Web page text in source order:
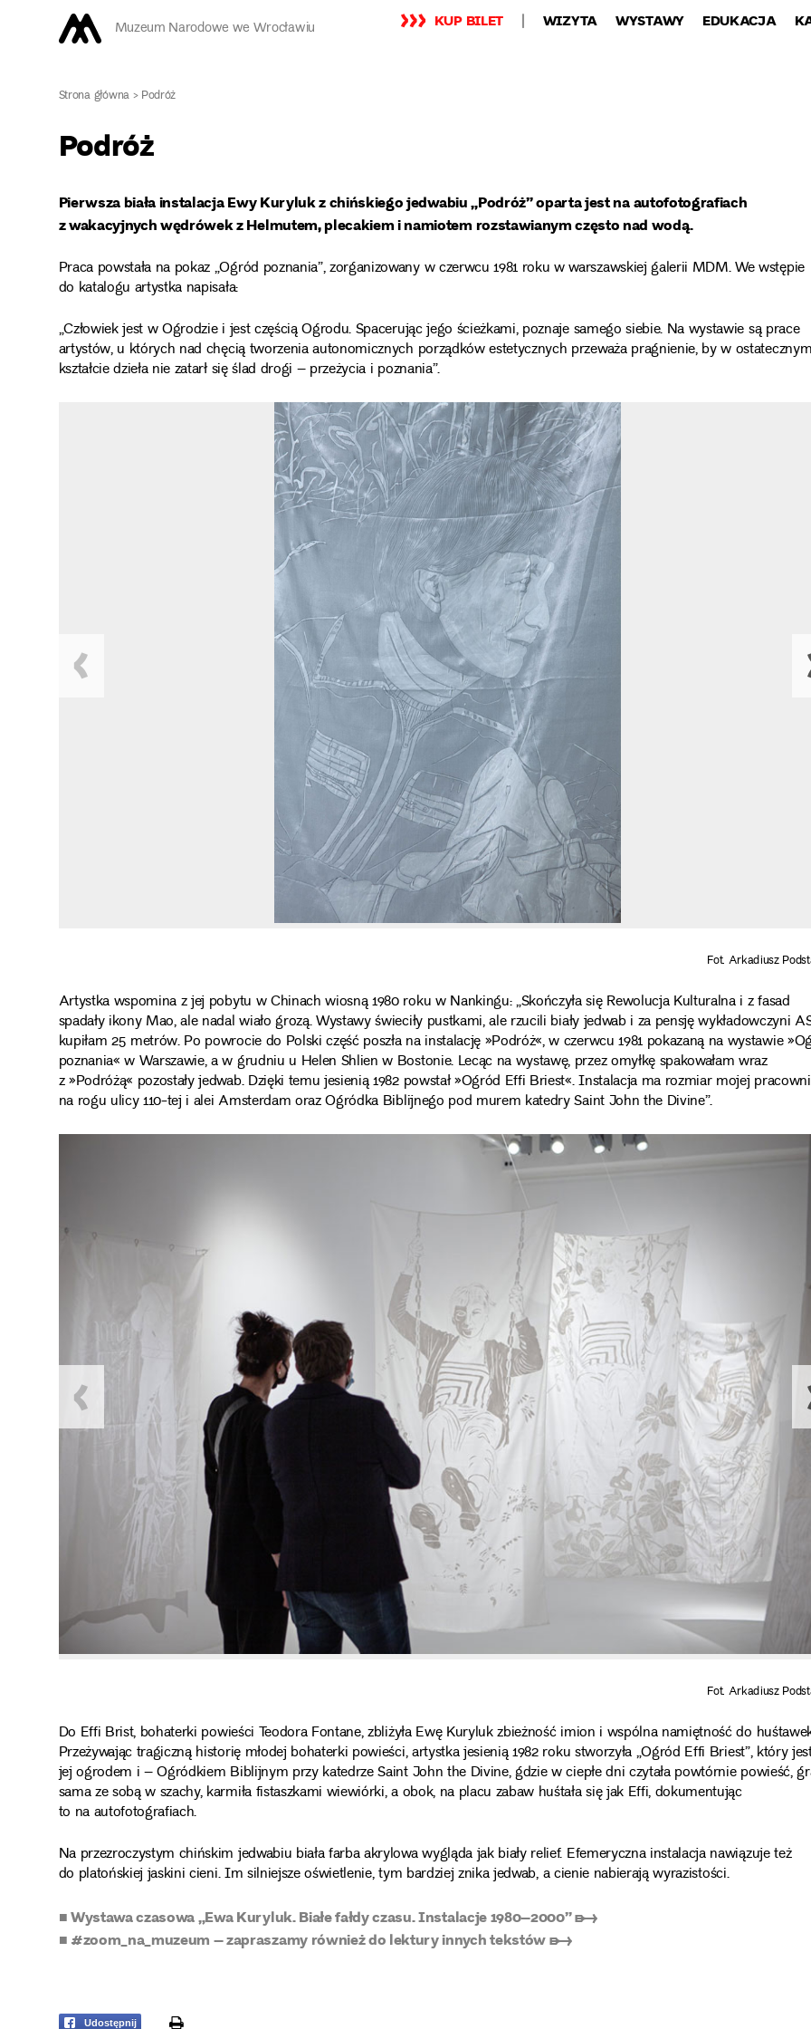
Muzeum Narodowe we Wrocławiu KUP BILET WIZYTA WYSTAWY EDUKACJA
Strona główna>Podróż
Podróż
Pierwsza biała instalacja Ewy Kuryluk z chińskiego jedwabiu „Podróż” oparta jest na autofotografiach
z wakacyjnych wędrówek z Helmutem, plecakiem i namiotem rozstawianym często nad wodą.
Praca powstała na pokaz „Ogród poznania”, zorganizowany w czerwcu 1981 roku w warszawskiej galerii MDM. We wstępie
do katalogu artystka napisała:
„Człowiek jest w Ogrodzie i jest częścią Ogrodu. Spacerując jego ścieżkami, poznaje samego siebie. Na wystawie są prace
artystów, u których nad chęcią tworzenia autonomicznych porządków estetycznych przeważa pragnienie, by w ostatecznym
kształcie dzieła nie zatarł się ślad drogi – przeżycia i poznania”.
Fot. Arkadiusz
Artystka wspomina z jej pobytu w Chinach wiosną 1980 roku w Nankingu: „Skończyła się Rewolucja Kulturalna i z fasad
spadały ikony Mao, ale nadal wiało grozą. Wystawy świeciły pustkami, ale rzucili biały jedwab i za pensję wykładowczyni
kupiłam 25 metrów. Po powrocie do Polski część poszła na instalację »Podróż«, w czerwcu 1981 pokazaną na wystawie
poznania« w Warszawie, a w grudniu u Helen Shlien w Bostonie. Lecąc na wystawę, przez omyłkę spakowałam wraz
z »Podróżą« pozostały jedwab. Dzięki temu jesienią 1982 powstał »Ogród Effi Briest«. Instalacja ma rozmiar mojej pracowni
na rogu ulicy 110-tej i alei Amsterdam oraz Ogródka Biblijnego pod murem katedry Saint John the Divine”.
Fot. Arkadiusz
Do Effi Brist, bohaterki powieści Teodora Fontane, zbliżyła Ewę Kuryluk zbieżność imion i wspólna namiętność do
Przeżywając tragiczną historię młodej bohaterki powieści, artystka jesienią 1982 roku stworzyła „Ogród Effi Briest”, który
jej ogrodem i – Ogródkiem Biblijnym przy katedrze Saint John the Divine, gdzie w ciepłe dni czytała powtórnie powieść,
sama ze sobą w szachy, karmiła fistaszkami wiewiórki, a obok, na placu zabaw huśtała się jak Effi, dokumentując
to na autofotografiach.
Na przezroczystym chińskim jedwabiu biała farba akrylowa wygląda jak biały relief. Efemeryczna instalacja nawiązuje też
do platońskiej jaskini cieni. Im silniejsze oświetlenie, tym bardziej znika jedwab, a cienie nabierają wyrazistości.
■ Wystawa czasowa „Ewa Kuryluk. Białe fałdy czasu. Instalacje 1980–2000” ➸
■ #zoom_na_muzeum – zapraszamy również do lektury innych tekstów ➸
Udostępnij print